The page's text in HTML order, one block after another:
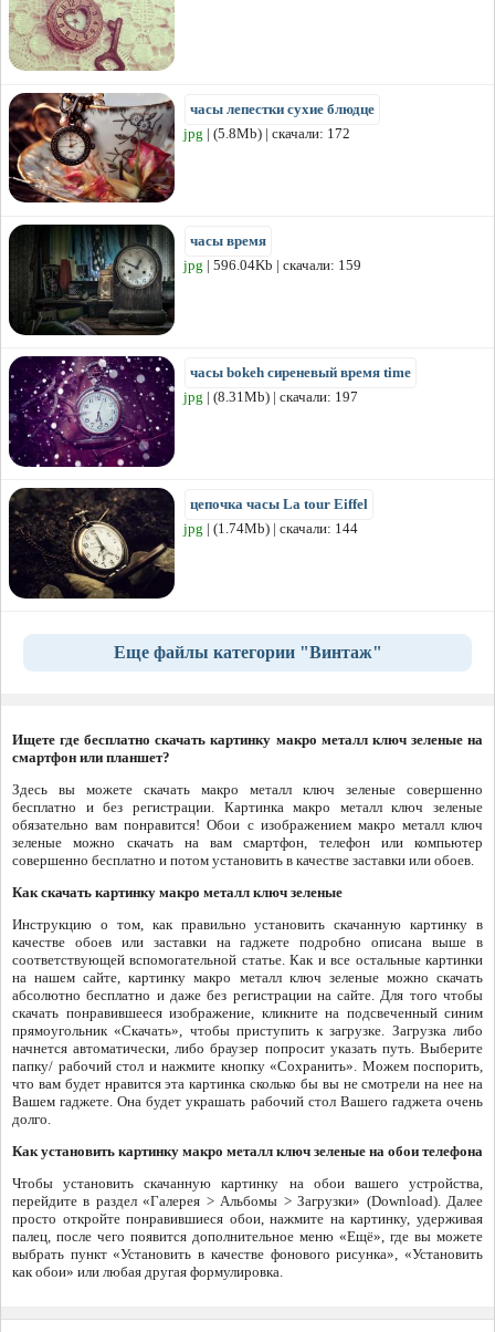
часы лепестки сухие блюдце
jpg | (5.8Mb) | скачали: 172
часы время
jpg | 596.04Kb | скачали: 159
часы bokeh сиреневый время time
jpg | (8.31Mb) | скачали: 197
цепочка часы La tour Eiffel
jpg | (1.74Mb) | скачали: 144
Еще файлы категории "Винтаж"
Ищете где бесплатно скачать картинку макро металл ключ зеленые на
смартфон или планшет?
Здесь вы можете скачать макро металл ключ зеленые совершенно
бесплатно и без регистрации. Картинка макро металл ключ зеленые
обязательно вам понравится! Обои с изображением макро металл ключ
зеленые можно скачать на вам смартфон, телефон или компьютер
совершенно бесплатно и потом установить в качестве заставки или обоев.
Как скачать картинку макро металл ключ зеленые
Инструкцию о том, как правильно установить скачанную картинку в
качестве обоев или заставки на гаджете подробно описана выше в
соответствующей вспомогательной статье. Как и все остальные картинки
на нашем сайте, картинку макро металл ключ зеленые можно скачать
абсолютно бесплатно и даже без регистрации на сайте. Для того чтобы
скачать понравившееся изображение, кликните на подсвеченный синим
прямоугольник «Скачать», чтобы приступить к загрузке. Загрузка либо
начнется автоматически, либо браузер попросит указать путь. Выберите
папку/ рабочий стол и нажмите кнопку «Сохранить». Можем поспорить,
что вам будет нравится эта картинка сколько бы вы не смотрели на нее на
Вашем гаджете. Она будет украшать рабочий стол Вашего гаджета очень
долго.
Как установить картинку макро металл ключ зеленые на обои телефона
Чтобы установить скачанную картинку на обои вашего устройства,
перейдите в раздел «Галерея > Альбомы > Загрузки» (Download). Далее
просто откройте понравившиеся обои, нажмите на картинку, удерживая
палец, после чего появится дополнительное меню «Ещё», где вы можете
выбрать пункт «Установить в качестве фонового рисунка», «Установить
как обои» или любая другая формулировка.